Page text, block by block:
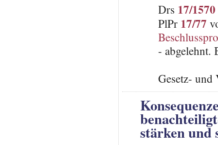
Drs 17/1570
PlPr 17/77
- abgelehnt.
Gesetz-
stärken